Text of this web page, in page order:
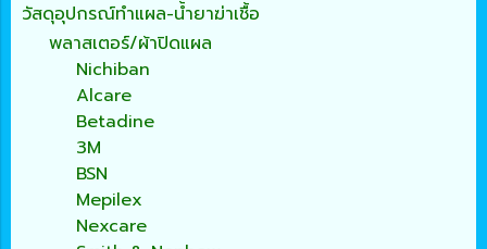
วัสดุอุปกรณ์ทำแผล-น้ำยาฆ่าเชื้อ
พลาสเตอร์/ผ้าปิดแผล
Nichiban
Alcare
Betadine
3M
BSN
Mepilex
Nexcare